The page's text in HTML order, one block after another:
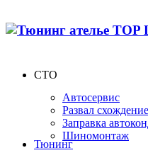
СТО
Автосервис
Развал
Заправка
Шиномонтаж
Тюнинг